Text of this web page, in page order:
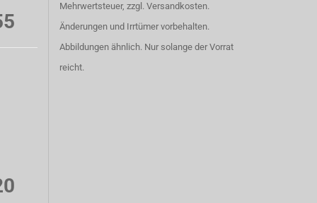
Mehrwertsteuer, zzgl. Versandkosten.
Änderungen und Irrtümer vorbehalten.
Abbildungen ähnlich. Nur solange der Vorrat
reicht.